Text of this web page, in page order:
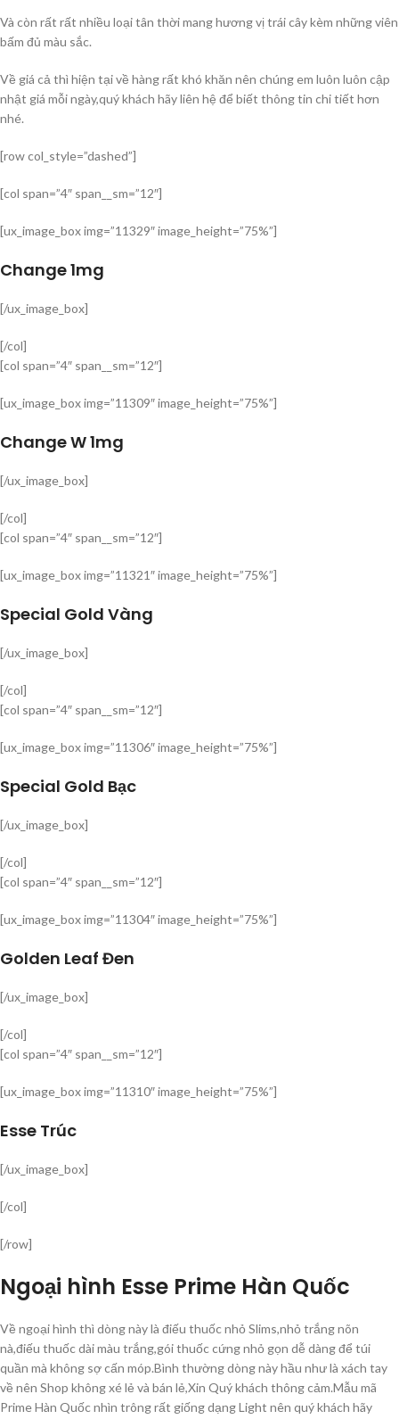
Và còn rất rất nhiều loại tân thời mang hương vị trái cây kèm những viên
bấm đủ màu sắc.
Về giá cả thì hiện tại về hàng rất khó khăn nên chúng em luôn luôn cập
nhật giá mỗi ngày,quý khách hãy liên hệ để biết thông tin chi tiết hơn
nhé.
[row col_style=”dashed”]
[col span=”4″ span__sm=”12″]
[ux_image_box img=”11329″ image_height=”75%”]
Change 1mg
[/ux_image_box]
[/col]
[col span=”4″ span__sm=”12″]
[ux_image_box img=”11309″ image_height=”75%”]
Change W 1mg
[/ux_image_box]
[/col]
[col span=”4″ span__sm=”12″]
[ux_image_box img=”11321″ image_height=”75%”]
Special Gold Vàng
[/ux_image_box]
[/col]
[col span=”4″ span__sm=”12″]
[ux_image_box img=”11306″ image_height=”75%”]
Special Gold Bạc
[/ux_image_box]
[/col]
[col span=”4″ span__sm=”12″]
[ux_image_box img=”11304″ image_height=”75%”]
Golden Leaf Đen
[/ux_image_box]
[/col]
[col span=”4″ span__sm=”12″]
[ux_image_box img=”11310″ image_height=”75%”]
Esse Trúc
[/ux_image_box]
[/col]
[/row]
Ngoại hình Esse Prime Hàn Quốc
Về ngoại hình thì dòng này là điếu thuốc nhỏ Slims,nhỏ trắng nõn
nà,điếu thuốc dài màu trắng,gói thuốc cứng nhỏ gọn dễ dàng để túi
quần mà không sợ cấn móp.Bình thường dòng này hầu như là xách tay
về nên Shop không xé lẻ và bán lẻ,Xin Quý khách thông cảm.Mẫu mã
Prime Hàn Quốc nhìn trông rất giống dạng Light nên quý khách hãy